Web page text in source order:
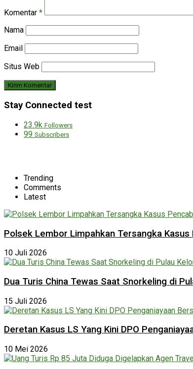
Komentar *
Nama
Email
Situs Web
Stay Connected test
23.9k Followers
99 Subscribers
Trending
Comments
Latest
Polsek Lembor Limpahkan Tersangka
10 Juli 2026
Dua Turis China Tewas Saat Snorkeling di
15 Juli 2026
Deretan Kasus LS Yang Kini DPO
10 Mei 2026